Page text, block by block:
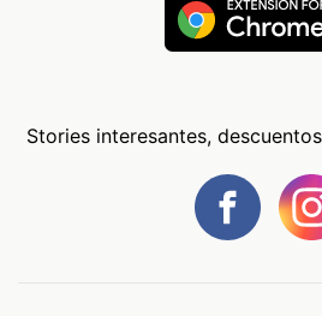
Stories interesantes,